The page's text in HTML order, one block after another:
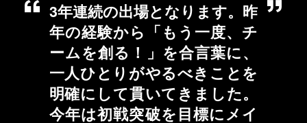
3年連続の出場となります。昨
年の経験から「もう一度、チ
ームを創る！」を合言葉に、
一人ひとりがやるべきことを
明確にして貫いてきました。
今年は初戦突破を目標にメイ